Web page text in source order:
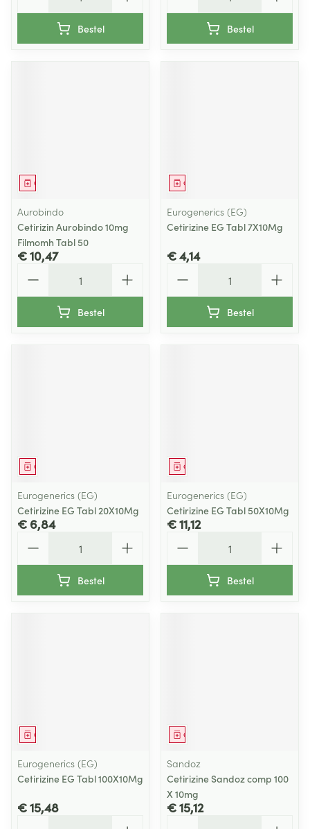
Bestel Bestel
Geneesmiddel
Aurobindo
Cetirizin Aurobindo 10mg
Filmomh Tabl 50
€ 10,47
Bestel
Geneesmiddel
Eurogenerics (EG)
Cetirizine EG Tabl 7X10Mg
€ 4,14
Bestel
Geneesmiddel
Eurogenerics (EG)
Cetirizine EG Tabl 20X10Mg
€ 6,84
Bestel
Geneesmiddel
Eurogenerics (EG)
Cetirizine EG Tabl 50X10Mg
€ 11,12
Bestel
Geneesmiddel
Eurogenerics (EG)
Cetirizine EG Tabl 100X10Mg
€ 15,48
Geneesmiddel
Sandoz
Cetirizine Sandoz comp 100
X 10mg
€ 15,12